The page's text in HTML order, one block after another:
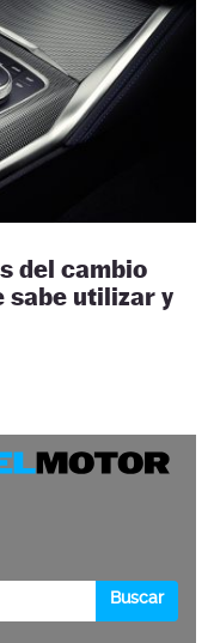
del cambio
sabe utilizar y